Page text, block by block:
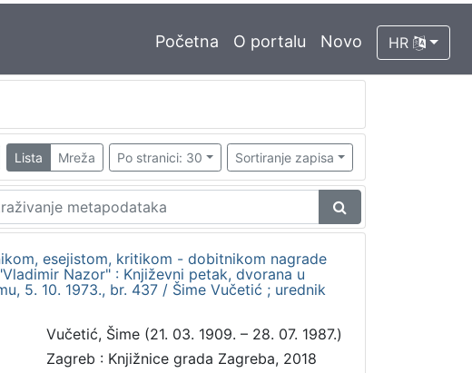
Početna O portalu Novo HR
Lista Mreža Po stranici: 30 Sortiranje zapisa
esejistom, kritikom - dobitnikom nagrade
Nazor" : Književni petak, dvorana u
5. 10. 1973., br. 437 / Šime Vučetić ; urednik
Vučetić, Šime (21. 03. 1909. – 28. 07. 1987.)
Zagreb : Knjižnice grada Zagreba, 2018